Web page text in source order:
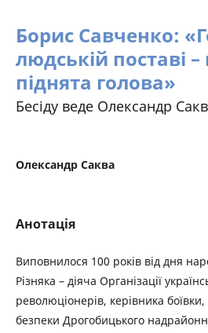
Борис Савченко:
людській поставі –
піднята голова»
Бесіду веде Олександр
Олександр Саква
Анотація
Виповнилося 100 років від дня
Різняка – діяча Організації
революціонерів, керівника
безпеки Дрогобицького